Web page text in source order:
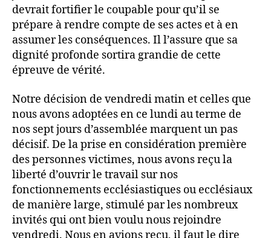
devrait fortifier le coupable pour qu’il se
prépare à rendre compte de ses actes et à en
assumer les conséquences. Il l’assure que sa
dignité profonde sortira grandie de cette
épreuve de vérité.
Notre décision de vendredi matin et celles que
nous avons adoptées en ce lundi au terme de
nos sept jours d’assemblée marquent un pas
décisif. De la prise en considération première
des personnes victimes, nous avons reçu la
liberté d’ouvrir le travail sur nos
fonctionnements ecclésiastiques ou ecclésiaux
de manière large, stimulé par les nombreux
invités qui ont bien voulu nous rejoindre
vendredi. Nous en avions reçu, il faut le dire